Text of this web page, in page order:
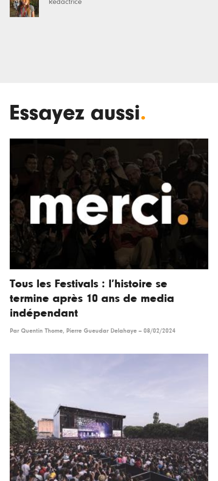
Rédactrice
Essayez aussi.
Tous les Festivals : l’histoire se
termine après 10 ans de media
indépendant
Par Quentin Thome, Pierre Gueudar Delahaye -- 08/02/2024